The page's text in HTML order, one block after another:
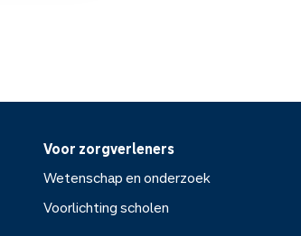
Voor zorgverleners
Wetenschap en onderzoek
Voorlichting scholen